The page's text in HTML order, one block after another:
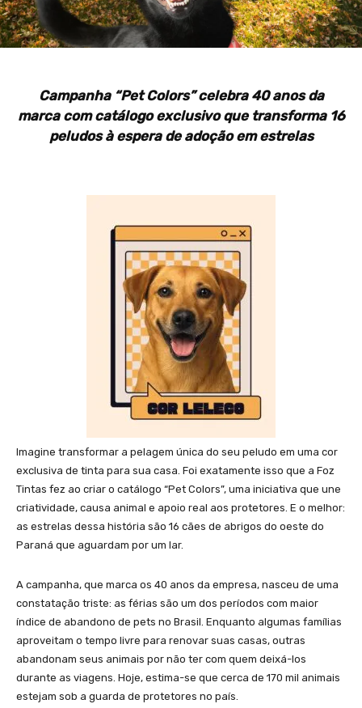
Campanha “Pet Colors” celebra 40 anos da
marca com catálogo exclusivo que transforma 16
peludos à espera de adoção em estrelas
Imagine transformar a pelagem única do seu peludo em uma cor
exclusiva de tinta para sua casa. Foi exatamente isso que a Foz
Tintas fez ao criar o catálogo “Pet Colors”, uma iniciativa que une
criatividade, causa animal e apoio real aos protetores. E o melhor:
as estrelas dessa história são 16 cães de abrigos do oeste do
Paraná que aguardam por um lar.
A campanha, que marca os 40 anos da empresa, nasceu de uma
constatação triste: as férias são um dos períodos com maior
índice de abandono de pets no Brasil. Enquanto algumas famílias
aproveitam o tempo livre para renovar suas casas, outras
abandonam seus animais por não ter com quem deixá-los
durante as viagens. Hoje, estima-se que cerca de 170 mil animais
estejam sob a guarda de protetores no país.